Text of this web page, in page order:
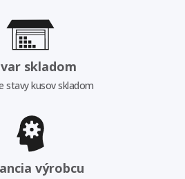
skladom
stavy kusov skladom
výrobcu